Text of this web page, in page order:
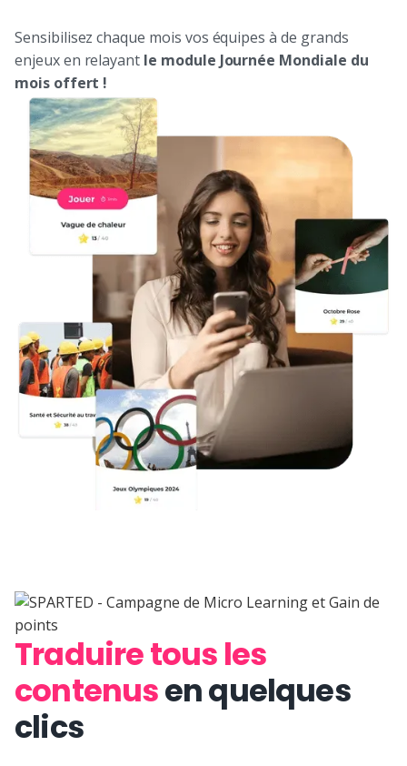
Sensibilisez chaque mois vos équipes à de grands
enjeux en relayant le module Journée Mondiale du
mois offert !
Traduire tous les
contenusen quelques
clics